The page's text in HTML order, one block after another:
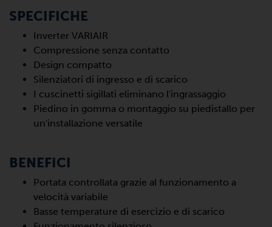
SPECIFICHE
Inverter VARIAIR
Compressione senza contatto
Design compatto
Silenziatori di ingresso e di scarico
I cuscinetti sigillati eliminano l'ingrassaggio
Piedino in gomma o montaggio su piedistallo per
un'installazione versatile
BENEFICI
Portata controllata grazie al funzionamento a
velocità variabile
Basse temperature di esercizio e di scarico